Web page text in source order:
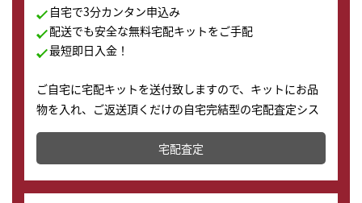
自宅で3分カンタン申込み
配送でも安全な無料宅配キットをご手配
最短即日入金！
ご自宅に宅配キットを送付致しますので、キットにお品
物を入れ、ご返送頂くだけの自宅完結型の宅配査定シス
テムです。
配送でも簡単&安全に査定・買取に出すことが可能で
す。
宅配査定